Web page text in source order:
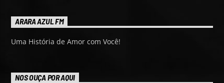
ARARA AZUL FM
Uma História de Amor com Você!
NOS OUÇA POR AQUI